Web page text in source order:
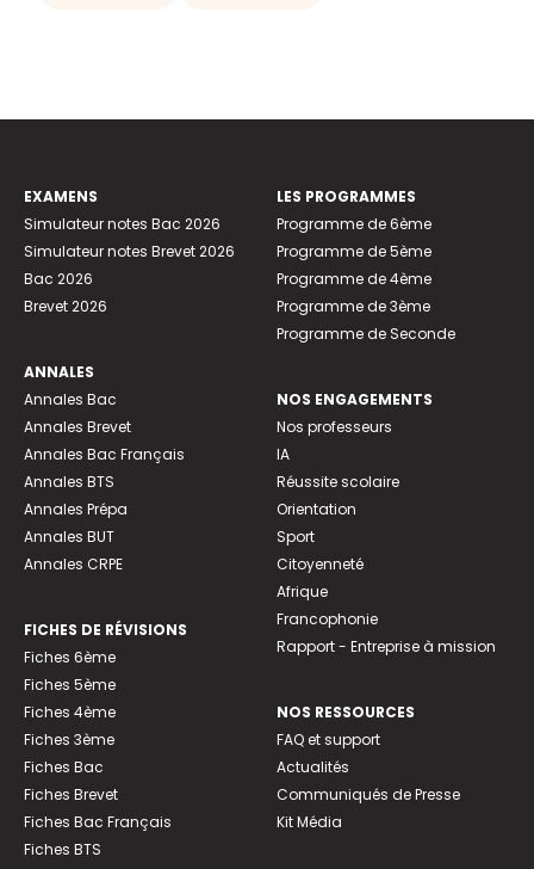
EXAMENS
Simulateur notes Bac 2026
Simulateur notes Brevet 2026
Bac 2026
Brevet 2026
ANNALES
Annales Bac
Annales Brevet
Annales Bac Français
Annales BTS
Annales Prépa
Annales BUT
Annales CRPE
FICHES DE RÉVISIONS
Fiches 6ème
Fiches 5ème
Fiches 4ème
Fiches 3ème
Fiches Bac
Fiches Brevet
Fiches Bac Français
Fiches BTS
LES PROGRAMMES
Programme de 6ème
Programme de 5ème
Programme de 4ème
Programme de 3ème
Programme de Seconde
NOS ENGAGEMENTS
Nos professeurs
IA
Réussite scolaire
Orientation
Sport
Citoyenneté
Afrique
Francophonie
Rapport - Entreprise à mission
NOS RESSOURCES
FAQ et support
Actualités
Communiqués de Presse
Kit Média